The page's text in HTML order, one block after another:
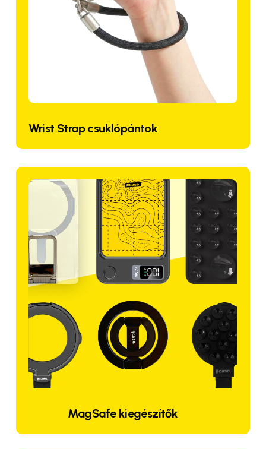
Wrist Strap csuklópántok
MagSafe kiegészítők